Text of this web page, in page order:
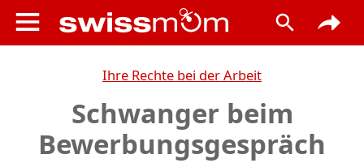
Ihre Rechte bei der Arbeit
Schwanger beim
Bewerbungsgespräch